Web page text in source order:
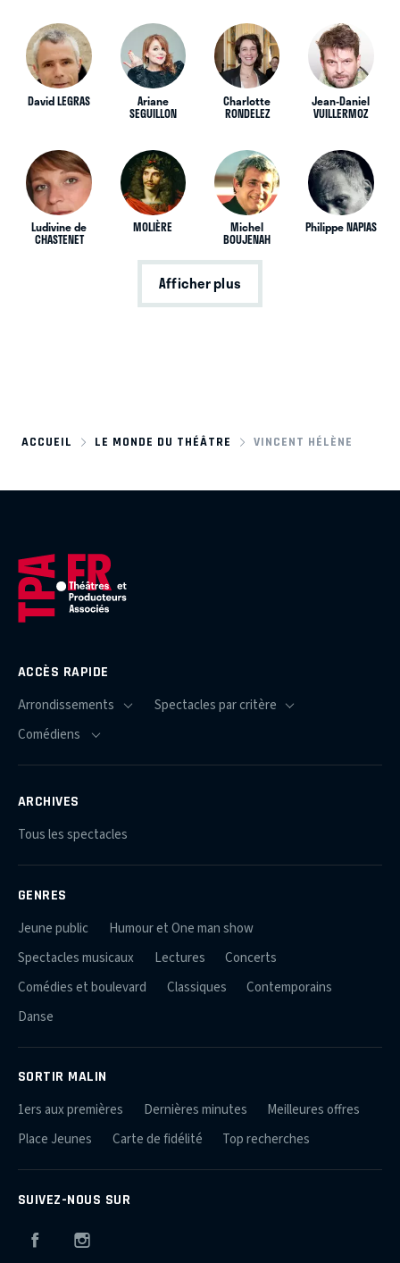
David LEGRAS Ariane
SEGUILLON
Charlotte
RONDELEZ
Jean-Daniel
VUILLERMOZ
Ludivine de
CHASTENET
MOLIÈRE Michel
BOUJENAH
Philippe NAPIAS
Afficher plus
ACCUEIL LE MONDE DU THÉÂTRE VINCENT HÉLÈNE
ACCÈS RAPIDE
ARCHIVES
Tous les spectacles
GENRES
Jeune public
Humour et One man show
Spectacles musicaux
Lectures
Concerts
Comédies et boulevard
Classiques
Contemporains
Danse
SORTIR MALIN
1ers aux premières Dernières minutes
Meilleures offres
Place Jeunes
Carte de fidélité Top recherches
SUIVEZ-NOUS SUR
Facebook